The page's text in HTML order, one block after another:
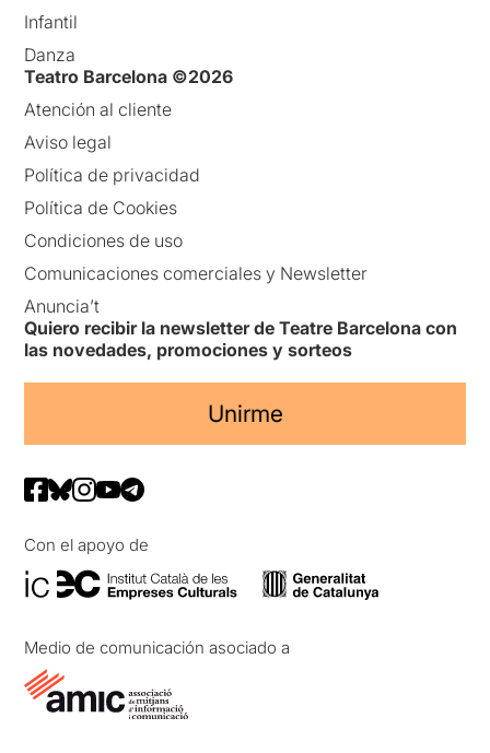
Infantil
Danza
Teatro Barcelona ©2026
Atención al cliente
Aviso legal
Política de privacidad
Política de Cookies
Condiciones de uso
Comunicaciones comerciales y Newsletter
Anuncia’t
Quiero recibir la newsletter de Teatre Barcelona con
las novedades, promociones y sorteos
Unirme
Con el apoyo de
Medio de comunicación asociado a